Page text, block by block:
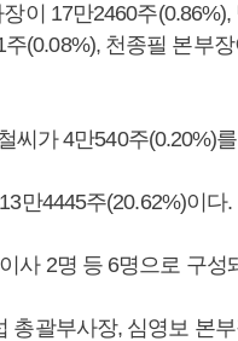
이 17만2460주
(0.08%), 천종필 본부
씨가 4만540주(0.20%)
만4445주(20.62%)이다.
사 2명 등 6명으로 구성
총괄부사장, 심영보 본